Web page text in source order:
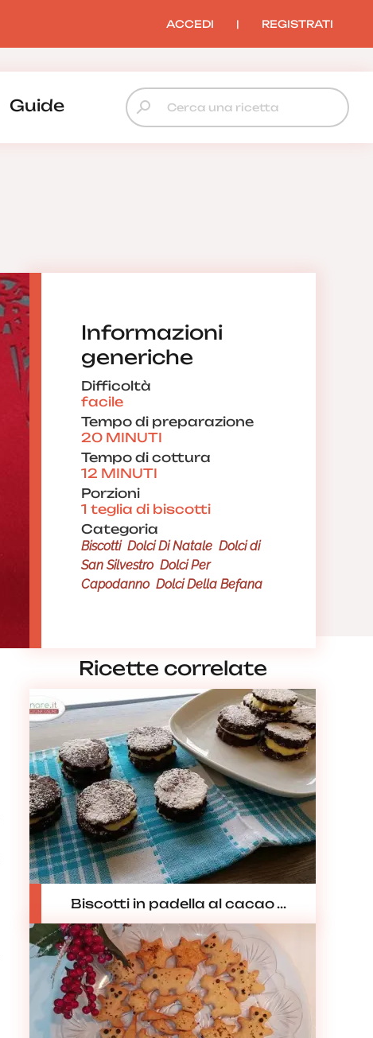
ACCEDI | REGISTRATI
Guide
Informazioni
generiche
Difficoltà
facile
Tempo di preparazione
20 MINUTI
Tempo di cottura
12 MINUTI
Porzioni
1 teglia di biscotti
Categoria
Biscotti Dolci Di Natale Dolci di
San Silvestro Dolci Per
Capodanno Dolci Della Befana
Ricette correlate
Biscotti in padella al cacao ...